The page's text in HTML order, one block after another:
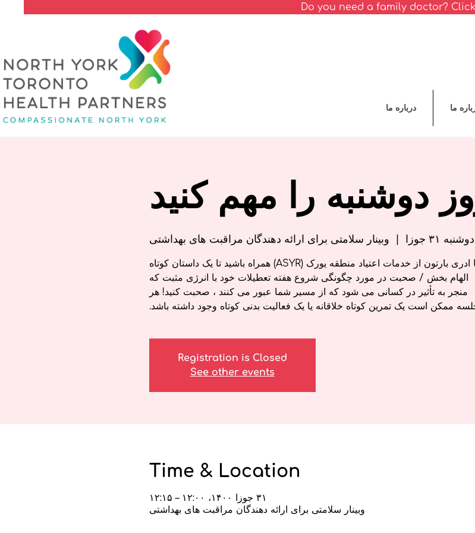
درباره ما ما
Do you need a family doctor?
دوشنبه را مهم کنید
دوشنبه ۳۱ جوزا وبینار سلامتی برای ارائه دهندگان مراقبت های بهداشتی
با ادری بارتون از خدمات اعتیاد منطقه یورک (ASYR) همراه باشید تا یک داستان کوتاه
الهام بخش / صحبت در مورد چگونگی شروع هفته تعطیلات خود با انرژی مثبت که
منجر به تأثیر در کسانی می شود که از مسیر شما عبور می کنند ، صحبت کنید! هر
ممکن است یک تمرین کوتاه خلاقانه یا یک فعالیت بدنی کوتاه وجود داشته باشد.
Registration is Closed
See other events
Time & Location
۳۱ جوزا ۱۴۰۰، ۱۲:۰۰ – ۱۲:۱۵
وبینار سلامتی برای ارائه دهندگان مراقبت های بهداشتی